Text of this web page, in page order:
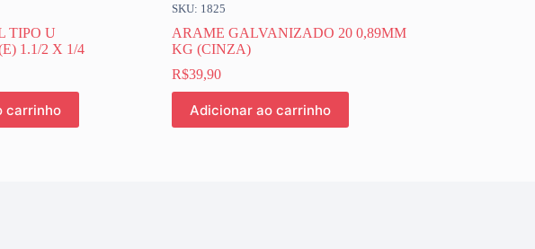
TIPO U
1.1/2 X 1/4
carrinho
SKU: 1825
ARAME GALVANIZADO 20 0,89MM
KG (CINZA)
R$39,90
Adicionar ao carrinho